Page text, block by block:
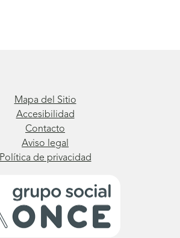
Mapa del Sitio
Accesibilidad
Contacto
Aviso legal
Política de privacidad